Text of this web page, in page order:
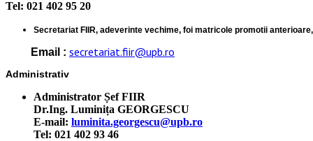
Tel: 021 402 95 20
Secretariat FIIR, adeverinte vechime, foi matricole promotii
Email : secretariat.fiir@upb.ro
Administrativ
Administrator Șef FIIR
Dr.Ing. Luminița GEORGESCU
E-mail: luminita.georgescu@upb.ro
Tel: 021 402 93 46